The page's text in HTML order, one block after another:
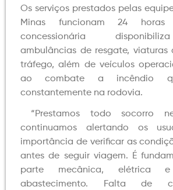
Os serviços prestados pelas
Minas funcionam 24
concessionária
ambulâncias de resgate, viaturas
tráfego, além de veículos
ao combate a incêndio
constantemente na rodovia.
“Prestamos todo socorro
continuamos alertando os
importância de verificar as
antes de seguir viagem. É
parte mecânica, elétrica
abastecimento. Falta de